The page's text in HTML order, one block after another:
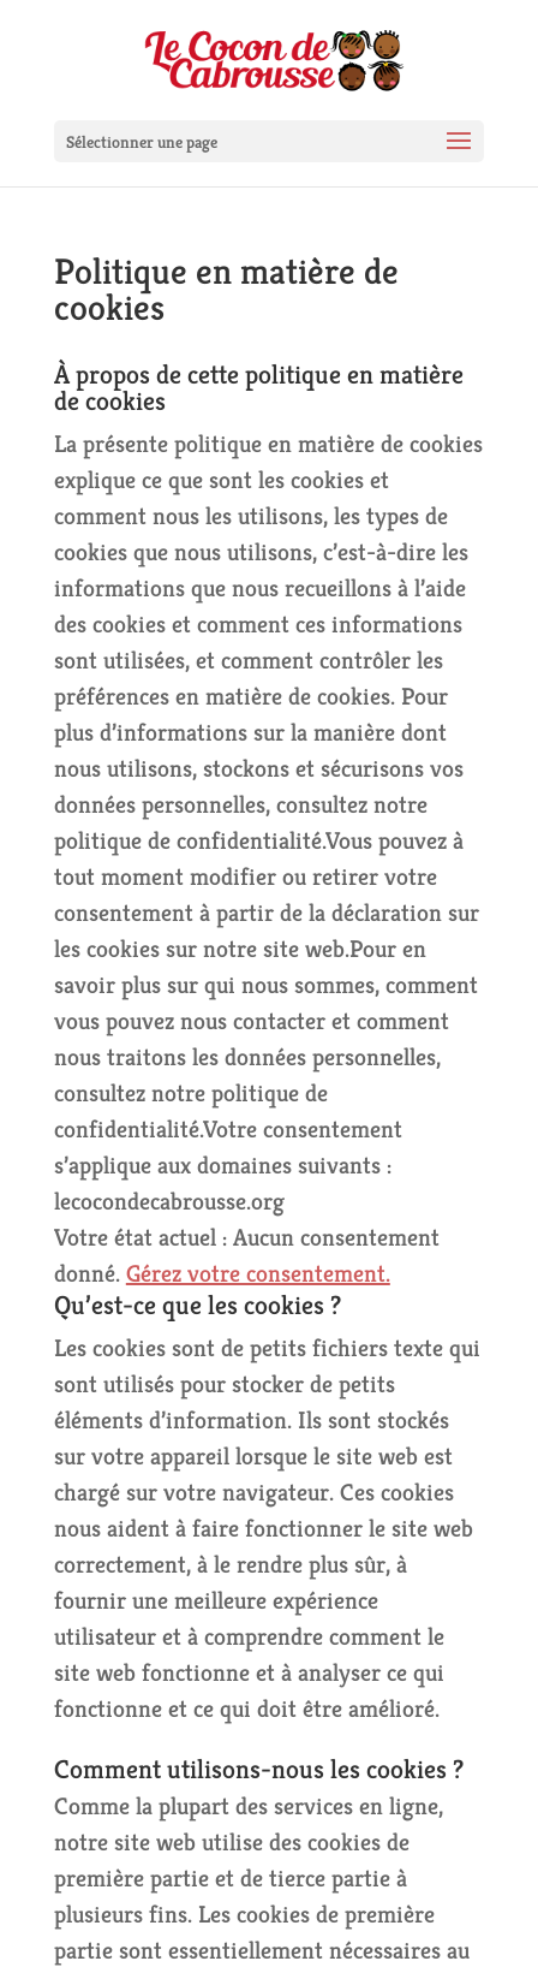
Sélectionner une page
Politique en matière de
cookies
À propos de cette politique en matière
de cookies
La présente politique en matière de cookies
explique ce que sont les cookies et
comment nous les utilisons, les types de
cookies que nous utilisons, c’est-à-dire les
informations que nous recueillons à l’aide
des cookies et comment ces informations
sont utilisées, et comment contrôler les
préférences en matière de cookies. Pour
plus d’informations sur la manière dont
nous utilisons, stockons et sécurisons vos
données personnelles, consultez notre
politique de confidentialité.Vous pouvez à
tout moment modifier ou retirer votre
consentement à partir de la déclaration sur
les cookies sur notre site web.Pour en
savoir plus sur qui nous sommes, comment
vous pouvez nous contacter et comment
nous traitons les données personnelles,
consultez notre politique de
confidentialité.Votre consentement
s’applique aux domaines suivants :
lecocondecabrousse.org
Votre état actuel : Aucun consentement
donné. Gérez votre consentement.
Qu’est-ce que les cookies ?
Les cookies sont de petits fichiers texte qui
sont utilisés pour stocker de petits
éléments d’information. Ils sont stockés
sur votre appareil lorsque le site web est
chargé sur votre navigateur. Ces cookies
nous aident à faire fonctionner le site web
correctement, à le rendre plus sûr, à
fournir une meilleure expérience
utilisateur et à comprendre comment le
site web fonctionne et à analyser ce qui
fonctionne et ce qui doit être amélioré.
Comment utilisons-nous les cookies ?
Comme la plupart des services en ligne,
notre site web utilise des cookies de
première partie et de tierce partie à
plusieurs fins. Les cookies de première
partie sont essentiellement nécessaires au